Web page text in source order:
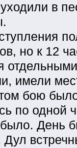
в
но к 12
имели
бою
по одной
было. День
Дул